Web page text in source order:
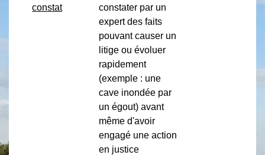
constat
constater par un
expert des faits
pouvant causer un
litige ou évoluer
rapidement
(exemple : une
cave inondée par
un égout) avant
même d'avoir
engagé une action
en justice